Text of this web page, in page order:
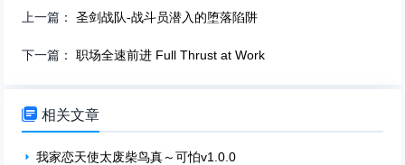
上一篇：圣剑战队-战斗员潜入的堕落陷阱
下一篇：职场全速前进 Full Thrust at Work
 相关文章
我家恋天使太废柴鸟真～可怕v1.0.0